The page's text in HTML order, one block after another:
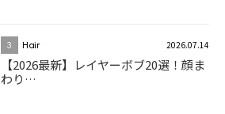
3 Hair 2026.07.14
【2026最新】レイヤーボブ20選！顔ま
わり…